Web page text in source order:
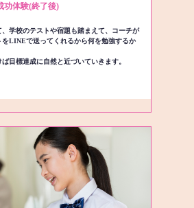
功体験(終了後)
学校のテストや宿題も踏まえて、コーチが
をLINEで送ってくれるから何を勉強するか
目標達成に自然と近づいていきます。